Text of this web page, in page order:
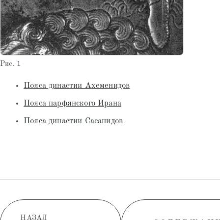
Рис. 1
Пояса династии Ахеменидов
Пояса парфянского Ирана
Пояса династии Сасанидов
НАЗАД